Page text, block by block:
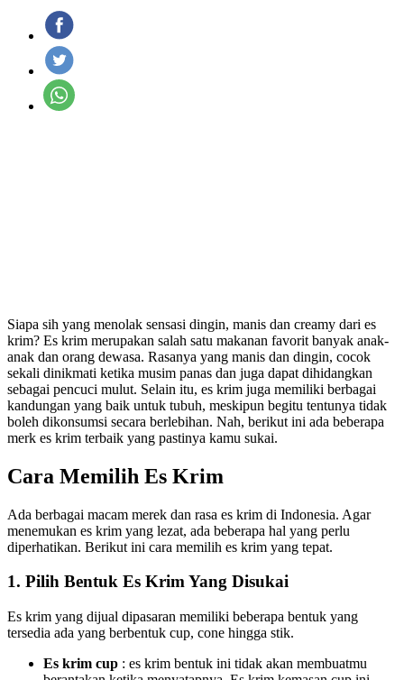
Siapa sih yang menolak sensasi dingin, manis dan creamy dari es
krim? Es krim merupakan salah satu makanan favorit banyak anak-
anak dan orang dewasa. Rasanya yang manis dan dingin, cocok
sekali dinikmati ketika musim panas dan juga dapat dihidangkan
sebagai pencuci mulut. Selain itu, es krim juga memiliki berbagai
kandungan yang baik untuk tubuh, meskipun begitu tentunya tidak
boleh dikonsumsi secara berlebihan. Nah, berikut ini ada beberapa
merk es krim terbaik yang pastinya kamu sukai.
Cara Memilih Es Krim
Ada berbagai macam merek dan rasa es krim di Indonesia. Agar
menemukan es krim yang lezat, ada beberapa hal yang perlu
diperhatikan. Berikut ini cara memilih es krim yang tepat.
1. Pilih Bentuk Es Krim Yang Disukai
Es krim yang dijual dipasaran memiliki beberapa bentuk yang
tersedia ada yang berbentuk cup, cone hingga stik.
Es krim cup : es krim bentuk ini tidak akan membuatmu